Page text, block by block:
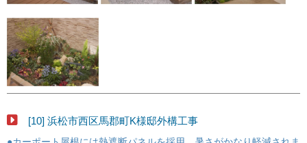
[10] 浜松市西区馬郡町K様邸外構工事